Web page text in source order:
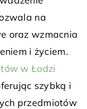
na
oraz wzmacnia
i życiem.
w Łodzi
szybką i
przedmiotów